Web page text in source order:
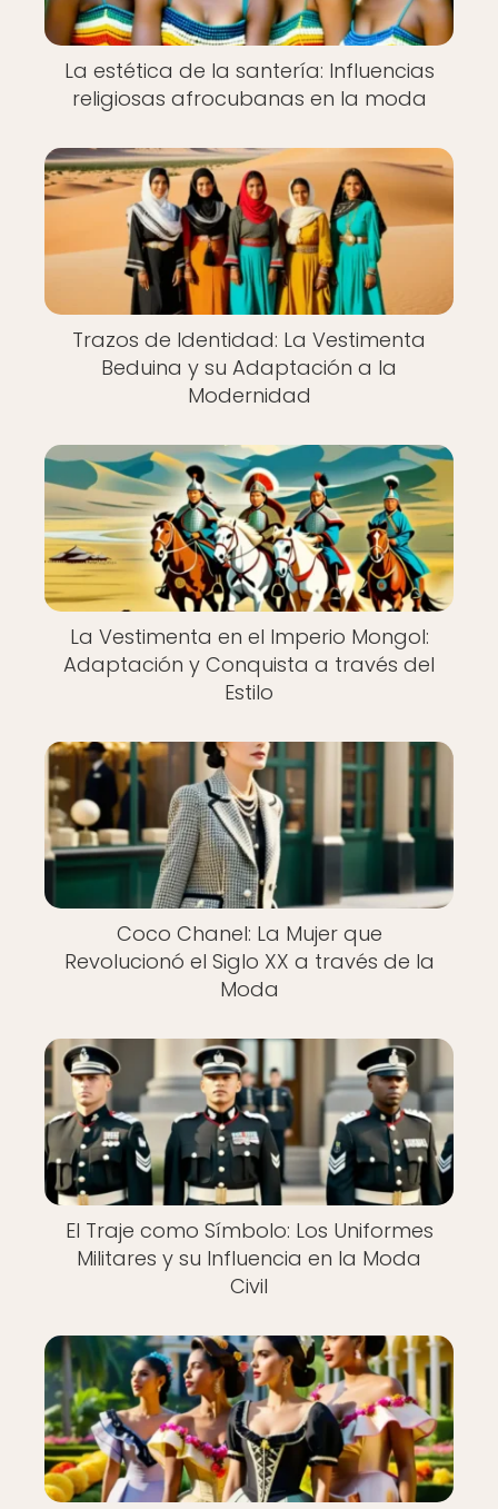
La estética de la santería: Influencias
religiosas afrocubanas en la moda
Trazos de Identidad: La Vestimenta
Beduina y su Adaptación a la
Modernidad
La Vestimenta en el Imperio Mongol:
Adaptación y Conquista a través del
Estilo
Coco Chanel: La Mujer que
Revolucionó el Siglo XX a través de la
Moda
El Traje como Símbolo: Los Uniformes
Militares y su Influencia en la Moda
Civil